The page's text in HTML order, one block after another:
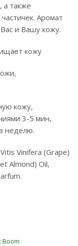
а также
Аромат
и Вашу кожу.
кожу
кожу,
3-5 мин,
неделю.
Vinifera (Grape)
Almond) Oil,
Boom